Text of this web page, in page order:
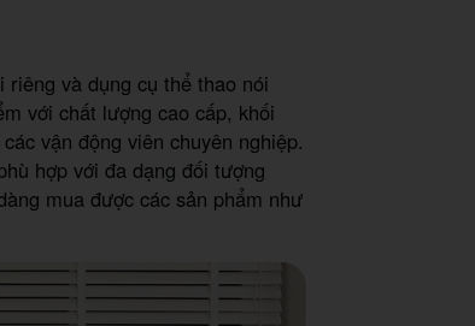
và dụng cụ thể thao nói
với chất lượng cao cấp, khối
vận động viên chuyên nghiệp.
hợp với đa dạng đối tượng
mua được các sản phẩm như